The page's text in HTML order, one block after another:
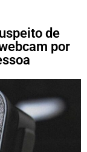
de
por